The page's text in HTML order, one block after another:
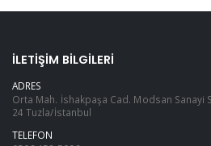
İLETIŞIM BILGILERI
ADRES
Orta Mah. İshakpaşa Cad. Modsan Sanayi
24 Tuzla/İstanbul
TELEFON